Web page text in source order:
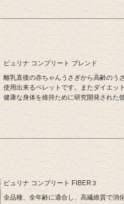
ピュリナ コンプリート ブレンド
離乳直後の赤ちゃんうさぎから高齢のう
使用出来るペレットです。またダイエッ
健康な身体を維持ために研究開発された
ピュリナ コンプリート FIBER３
全品種、全年齢に適合し、高繊維質で消